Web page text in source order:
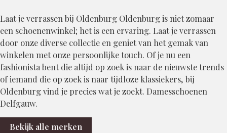
Laat je verrassen bij Oldenburg Oldenburg is niet zomaar
een schoenenwinkel; het is een ervaring. Laat je verrassen
door onze diverse collectie en geniet van het gemak van
winkelen met onze persoonlijke touch. Of je nu een
fashionista bent die altijd op zoek is naar de nieuwste trends
of iemand die op zoek is naar tijdloze klassiekers, bij
Oldenburg vind je precies wat je zoekt. Damesschoenen
Delfgauw.
Bekijk alle merken